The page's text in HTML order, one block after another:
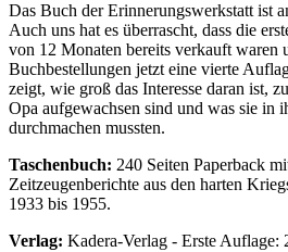
Das Buch der Erinnerungswerkstatt ist
Auch uns hat es überrascht, dass die
von 12 Monaten bereits verkauft waren
Buchbestellungen jetzt eine vierte
zeigt, wie groß das Interesse daran ist,
Opa aufgewachsen sind und was sie in
durchmachen mussten.
Taschenbuch: 240 Seiten Paperback
Zeitzeugenberichte aus den harten
1933 bis 1955.
Verlag: Kadera-Verlag - Erste Auflage: